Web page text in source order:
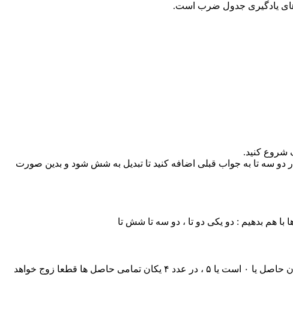
یادگیری جدول ضرب است.
است برای ضرب عدد سه در دو سه تا به جواب قبلی اضافه کنید تا تبدیل به شش شود و بدین صورت
هم بدهیم : دو یکی دو تا ، دو سه تا شش تا
در برخی از اعداد یک سری الگو های مشخص وجود دارد که به حفظ بسیار زیاد کمک می کند ، به عنوان مثال در ضرب اعداد در ۵ ، یکان حاصل یا ۰ است یا ۵ ، در عدد ۴ یکان تمامی حاصل ها قطعا زوج خواهد